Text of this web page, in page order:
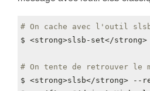
# On cache avec l'outil
$ <strong>slsb-set</
# On tente de retrouver le
$ <strong>slsb</strong>